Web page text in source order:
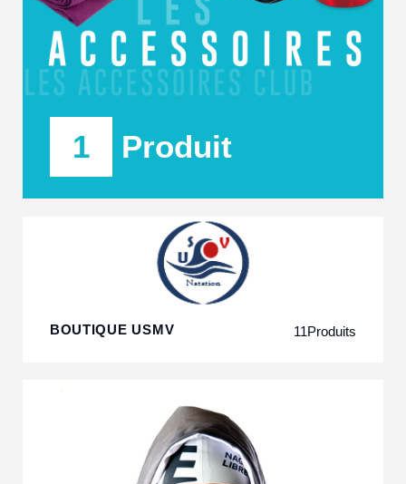
1 Produit
BOUTIQUE USMV 11Produits